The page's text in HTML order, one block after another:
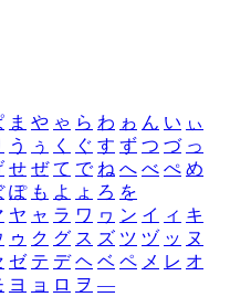
ま や ゃ ら わ ゎ ん い ぃ
う ぅ く ぐ す ず つ づ っ
せ ぜ て で ね へ べ ぺ め
ぽ も よ ょ ろ を
ヤ ャ ラ ワ ヮ ン イ ィ キ
ゥ ク グ ス ズ ツ ヅ ッ ヌ
ゼ テ デ ヘ ベ ペ メ レ オ
ヨ ョ ロ ヲ ―